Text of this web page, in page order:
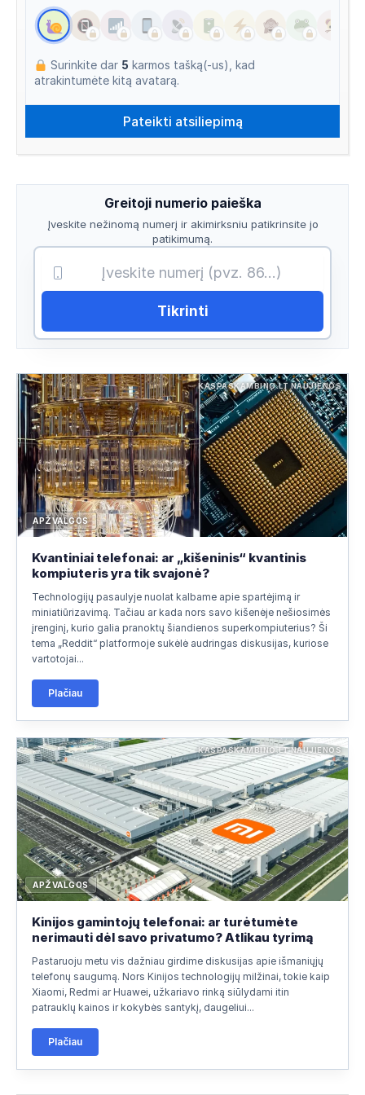
Surinkite dar 5 karmos tašką(-us), kad
atrakintumėte kitą avatarą.
Greitoji numerio paieška
Įveskite nežinomą numerį ir akimirksniu patikrinsite jo
patikimumą.
Tikrinti
KASPASKAMBINO.LT NAUJIENOS
APŽVALGOS
Kvantiniai telefonai: ar „kišeninis“ kvantinis
kompiuteris yra tik svajonė?
Technologijų pasaulyje nuolat kalbame apie spartėjimą ir
miniatiūrizavimą. Tačiau ar kada nors savo kišenėje nešiosimės
įrenginį, kurio galia pranoktų šiandienos superkompiuterius? Ši
tema „Reddit“ platformoje sukėlė audringas diskusijas, kuriose
vartotojai...
Plačiau
KASPASKAMBINO.LT NAUJIENOS
APŽVALGOS
Kinijos gamintojų telefonai: ar turėtumėte
nerimauti dėl savo privatumo? Atlikau tyrimą
Pastaruoju metu vis dažniau girdime diskusijas apie išmaniųjų
telefonų saugumą. Nors Kinijos technologijų milžinai, tokie kaip
Xiaomi, Redmi ar Huawei, užkariavo rinką siūlydami itin
patrauklų kainos ir kokybės santykį, daugeliui...
Plačiau